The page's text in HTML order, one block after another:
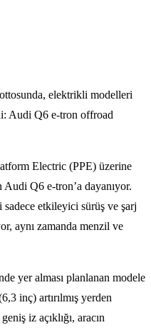
elektrikli modelleri
Audi Q6 e-tron offroad
Electric (PPE) üzerine
Q6 e-tron’a dayanıyor.
etkileyici sürüş ve şarj
aynı zamanda menzil ve
yer alması planlanan modele
inç) artırılmış yerden
iz açıklığı, aracın